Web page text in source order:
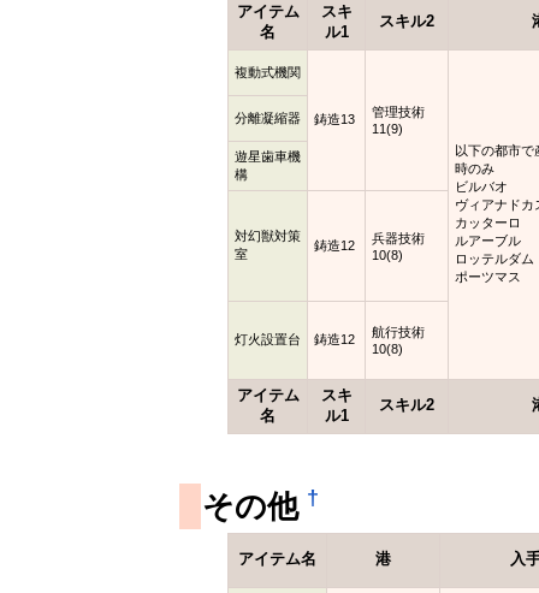
アイテム
名
スキ
ル1
スキル2
アイテム
名
スキ
ル1
スキル2
複動式機関
鋳造13
管理技術
11(9)
以下の都市で
時のみ
ビルバオ
ヴィアナドカ
カッターロ
ルアーブル
ロッテルダム
ポーツマス
分離凝縮器
遊星歯車機
構
対幻獣対策
室
鋳造12
兵器技術
10(8)
灯火設置台 鋳造12
航行技術
10(8)
その他 †
アイテム名 港 入